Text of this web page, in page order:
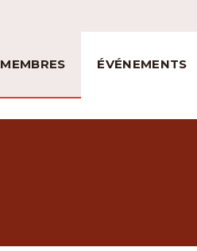
MEMBRES ÉVÉNEMENTS